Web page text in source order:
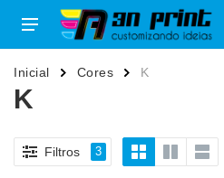
Inicial Cores K
K
Filtros 3